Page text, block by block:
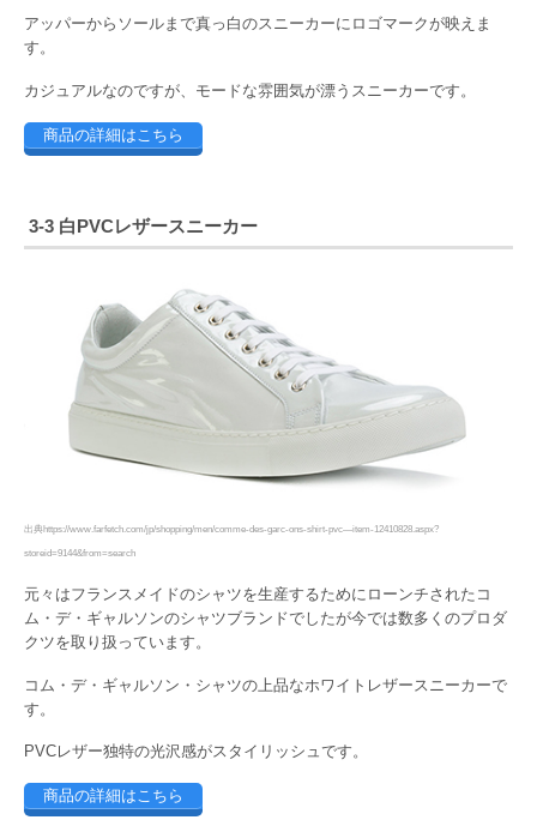
アッパーからソールまで真っ白のスニーカーにロゴマークが映えま
す。
カジュアルなのですが、モードな雰囲気が漂うスニーカーです。
商品の詳細はこちら
3-3 白PVCレザースニーカー
出典https://www.farfetch.com/jp/shopping/men/comme-des-garc-ons-shirt-pvc—item-12410828.aspx?
storeid=9144&from=search
元々はフランスメイドのシャツを生産するためにローンチされたコ
ム・デ・ギャルソンのシャツブランドでしたが今では数多くのプロダ
クツを取り扱っています。
コム・デ・ギャルソン・シャツの上品なホワイトレザースニーカーで
す。
PVCレザー独特の光沢感がスタイリッシュです。
商品の詳細はこちら